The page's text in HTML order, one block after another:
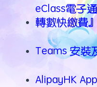
eClass電子
轉數快繳費
Teams 安裝
AlipayHK